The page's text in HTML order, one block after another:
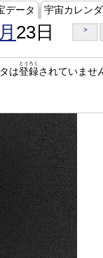
データ 宇宙カレン
23日 >
は登録
とうろく
されていませ